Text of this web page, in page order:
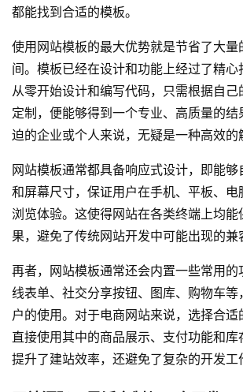
都能找到合适的模板。
使用网站模板的最大优势就是节省了大
间。模板已经在设计和功能上经过了精
从零开始设计和编写代码，只需根据自
定制，便能够得到一个专业、高质量的
迫的企业或个人来说，无疑是一种高效的
网站模板通常都具备响应式设计，即能
和屏幕尺寸，保证用户在手机、平板、
浏览体验。这使得网站在各类终端上均
果，避免了传统网站开发中可能出现的兼
再者，网站模板通常还会内置一些常用
线表单、社交分享按钮、图库、购物车
户的使用。对于电商网站来说，选择合
直接使用其中的商品展示、支付功能和
提升了建站效率，还避免了复杂的开发工